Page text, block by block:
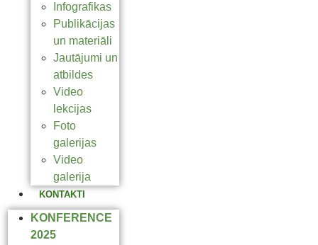
Infografikas
Publikācijas
un materiāli
Jautājumi un
atbildes
Video
lekcijas
Foto
galerijas
Video
galerija
KONTAKTI
KONFERENCE
2025